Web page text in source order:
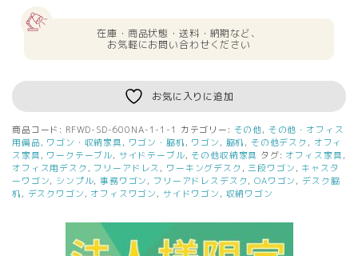
ピ
タ
リ
ー
ズ]
RF
木
在庫・商品状態・送料・納期など、
お気軽にお問い合わせください
お気に入りに追加
商品コード: RFWD-SD-600NA-1-1-1 カテゴリー: その他, その他・オフィス
用備品, ワゴン・収納家具 , ワゴン・脇机 , ワゴン , 脇机 , その他デスク , オフィ
ス家具 , ワークテーブル, サイドテーブル,その他収納家具 タグ: オフィス家具 ,
オフィス用デスク , フリーアドレス , ワーキングデスク , 三段ワゴン , キャスタ
ーワゴン, シンプル,事務ワゴン , フリーアドレスデスク ,OAワゴン , デスク脇
机 , デスクワゴン , オフィスワゴン , サイドワゴン , 収納ワゴン